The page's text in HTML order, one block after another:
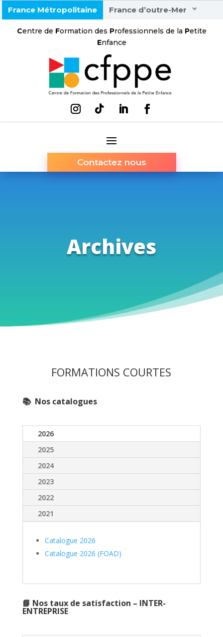
France Métropolitaine France d’outre-Mer
Centre de Formation des Professionnels de la Petite
Enfance
Contactez nous
Archives
FORMATIONS COURTES
📚 Nos catalogues
2026
2025
2024
2023
2022
2021
Catalogue 2026
Catalogue 2026 (FOAD)
📘 Nos taux de satisfaction – INTER-
ENTREPRISE